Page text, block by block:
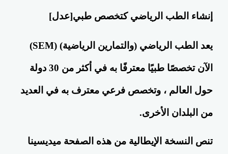
إنشاء الطب الرياضي كتخصص طبي[عدل]
يعد الطب الرياضي (والتمارين الرياضية) (SEM)
الآن تخصصًا طبيًا معترفًا به في أكثر من 30 دولة
حول العالم ، وتخصص فرعي معترف به في العديد
من البلدان الأخرى.
تنص النسخة الإيطالية من هذه الصفحة ميديسينا